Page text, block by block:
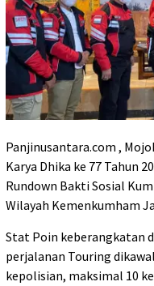
Panjinusantara.com ,
Karya Dhika ke 77 Tahun
Rundown Bakti Sosial
Wilayah Kemenkumham
Stat Poin keberangkatan
perjalanan Touring
kepolisian, maksimal 10